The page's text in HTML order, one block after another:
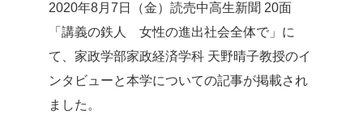
2020年8月7日（金）読売中高生新聞 20面
「講義の鉄人 女性の進出社会全体で」に
て、家政学部家政経済学科 天野晴子教授のイ
ンタビューと本学についての記事が掲載され
ました。